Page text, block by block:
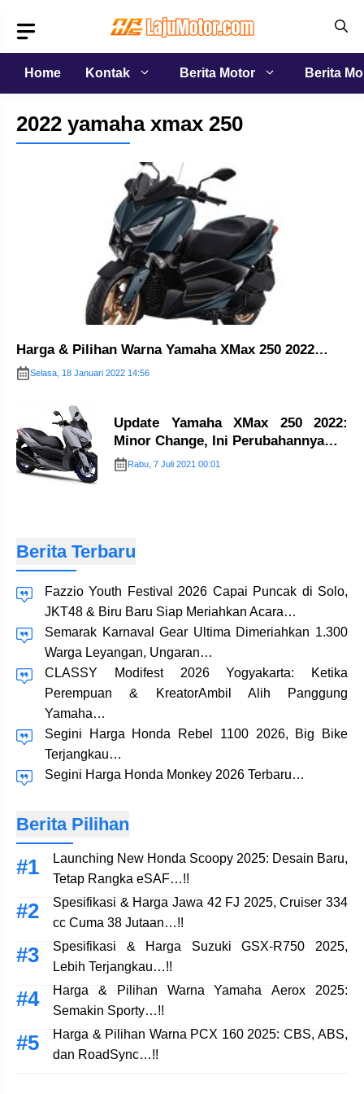
isi
Home
Kontak Berita Motor Berita
2022 yamaha xmax 250
Harga & Pilihan Warna Yamaha XMax 250 2022…
Selasa, 18 Januari 2022 14:56
Update Yamaha XMax 250 2022:
Minor Change, Ini Perubahannya…
Rabu, 7 Juli 2021 00:01
Berita Terbaru
Fazzio Youth Festival 2026 Capai Puncak di Solo,
JKT48 & Biru Baru Siap Meriahkan Acara…
Semarak Karnaval Gear Ultima Dimeriahkan 1.300
Warga Leyangan, Ungaran…
CLASSY Modifest 2026 Yogyakarta: Ketika
Perempuan & KreatorAmbil Alih Panggung
Yamaha…
Segini Harga Honda Rebel 1100 2026, Big Bike
Terjangkau…
Segini Harga Honda Monkey 2026 Terbaru…
Berita Pilihan
Launching New Honda Scoopy 2025: Desain Baru,
Tetap Rangka eSAF…!!
Spesifikasi & Harga Jawa 42 FJ 2025, Cruiser 334
cc Cuma 38 Jutaan…!!
Spesifikasi & Harga Suzuki GSX-R750 2025,
Lebih Terjangkau…!!
Harga & Pilihan Warna Yamaha Aerox 2025:
Semakin Sporty…!!
Harga & Pilihan Warna PCX 160 2025: CBS, ABS,
dan RoadSync…!!